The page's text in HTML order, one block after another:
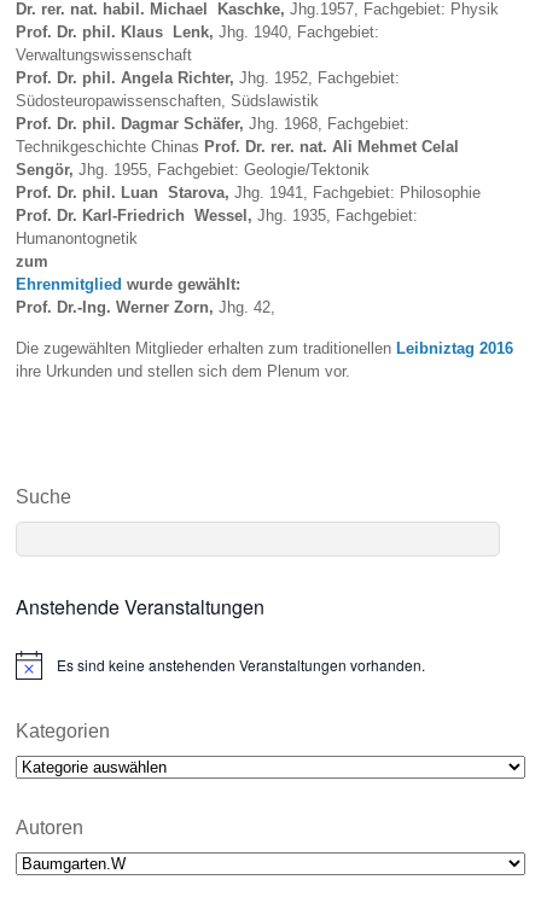
Dr. rer. nat. habil. Michael Kaschke,Jhg.1957, Fachgebiet: Physik
Prof. Dr. phil. Klaus Lenk,Jhg. 1940, Fachgebiet:
Verwaltungswissenschaft
Prof. Dr. phil.Angela Richter,Jhg. 1952, Fachgebiet:
Südosteuropawissenschaften, Südslawistik
Prof. Dr. phil. Dagmar Schäfer,Jhg. 1968, Fachgebiet:
Technikgeschichte Chinas Prof. Dr. rer. nat. Ali Mehmet Celal
Sengör,Jhg. 1955, Fachgebiet: Geologie/Tektonik
Prof. Dr. phil. Luan Starova,Jhg. 1941, Fachgebiet: Philosophie
Prof. Dr. Karl-Friedrich Wessel ,Jhg. 1935, Fachgebiet:
Humanontognetik
zum
Ehrenmitgliedwurde gewählt:
Prof. Dr.-Ing. Werner Zorn,Jhg. 42,
Die zugewählten Mitglieder erhalten zum traditionellen Leibniztag 2016
ihre Urkunden und stellen sich dem Plenum vor.
Suche
Anstehende Veranstaltungen
N
i
e
Es sind keine anstehenden Veranstaltungen vorhanden.
Kategorien
Kategorien
Autoren